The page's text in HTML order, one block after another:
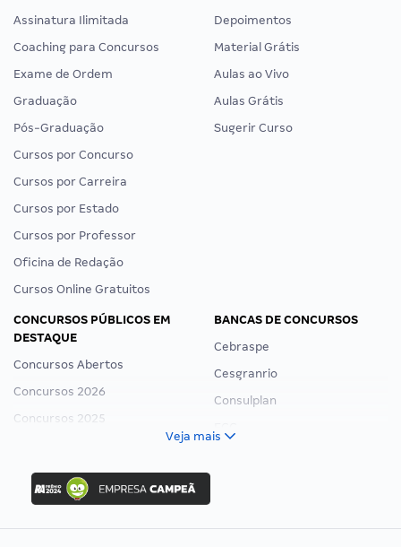
Assinatura Ilimitada
Coaching para Concursos
Exame de Ordem
Graduação
Pós-Graduação
Cursos por Concurso
Cursos por Carreira
Cursos por Estado
Cursos por Professor
Oficina de Redação
Cursos Online Gratuitos
Depoimentos
Material Grátis
Aulas ao Vivo
Aulas Grátis
Sugerir Curso
CONCURSOS PÚBLICOS EM
DESTAQUE
Concursos Abertos
Concursos 2026
Concursos 2025
Concurso Ibama
Concurso MPU
Editais publicados
BANCAS DE CONCURSOS
Cebraspe
Cesgranrio
Consulplan
Veja mais